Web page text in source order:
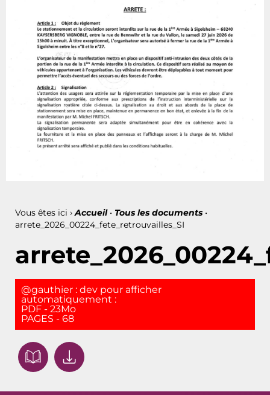
Vous êtes ici › Accueil• Tous les documents •
arrete_2026_00224_fete_retrouvailles_SI
@gauthier : dev pour afficher
automatiquement :
PDF - 23Mo
PAGES - 68